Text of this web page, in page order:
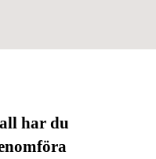
har du